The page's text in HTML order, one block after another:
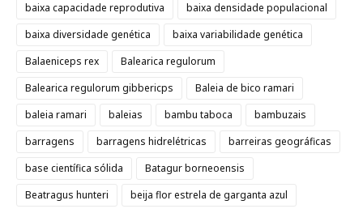
baixa capacidade reprodutiva
baixa densidade populacional
baixa diversidade genética
baixa variabilidade genética
Balaeniceps rex
Balearica regulorum
Balearica regulorum gibbericps
Baleia de bico ramari
baleia ramari
baleias bambu taboca
bambuzais
barragens
barragens hidrelétricas
barreiras geográficas
base científica sólida
Batagur borneoensis
Beatragus hunteri
beija flor estrela de garganta azul